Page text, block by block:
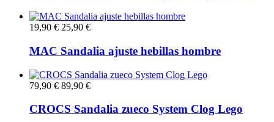
19,90 € 25,90 €
MAC Sandalia ajuste hebillas hombre
79,90 € 89,90 €
CROCS Sandalia zueco System Clog Lego